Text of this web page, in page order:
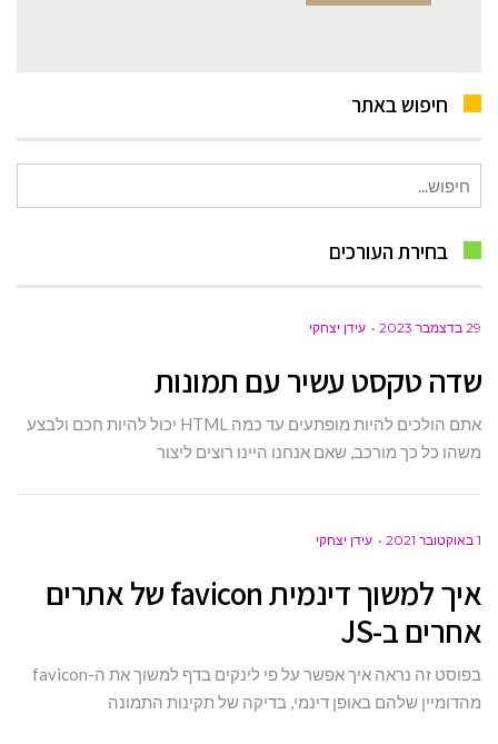
חיפוש באתר
עבור:
בחירת העורכים
29 בדצמבר 2023 עידן יצחקי
שדה טקסט עשיר עם תמונות
אתם הולכים להיות מופתעים עד כמה HTML יכול להיות חכם ולבצע
משהו כל כך מורכב, שאם אנחנו היינו רוצים ליצור
1 באוקטובר 2021 עידן יצחקי
איך למשוך דינמית favicon של אתרים
אחרים ב-JS
בפוסט זה נראה איך אפשר על פי לינקים בדף למשוך את ה-favicon
מהדומיין שלהם באופן דינמי, בדיקה של תקינות התמונה